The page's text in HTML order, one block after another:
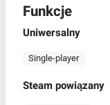
Funkcje
Uniwersalny
Single-player
Steam powiązany